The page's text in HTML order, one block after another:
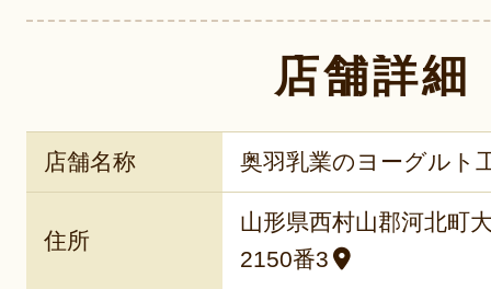
店舗詳細
店舗名称 奥羽乳業のヨーグルト
住所
山形県西村山郡河北町
2150番3